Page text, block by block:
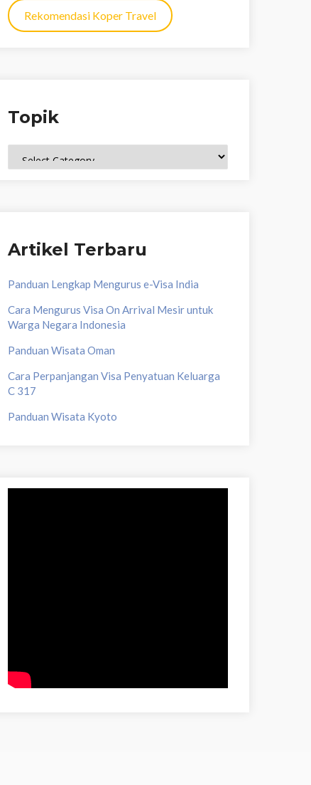
Rekomendasi Koper Travel
Topik
Artikel Terbaru
Panduan Lengkap Mengurus e-Visa India
Cara Mengurus Visa On Arrival Mesir untuk
Warga Negara Indonesia
Panduan Wisata Oman
Cara Perpanjangan Visa Penyatuan Keluarga
C 317
Panduan Wisata Kyoto